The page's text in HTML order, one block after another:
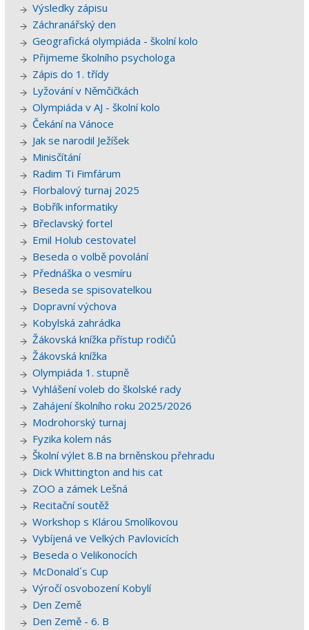
Výsledky zápisu
Záchranářský den
Geografická olympiáda - školní kolo
Přijmeme školního psychologa
Zápis do 1. třídy
Lyžování v Němčičkách
Olympiáda v AJ - školní kolo
Čekání na Vánoce
Jak se narodil Ježíšek
Minisčítání
Radim Ti Fimfárum
Florbalový turnaj 2025
Bobřík informatiky
Břeclavský fortel
Emil Holub cestovatel
Beseda o volbě povolání
Přednáška o vesmíru
Beseda se spisovatelkou
Dopravní výchova
Kobylská zahrádka
Žákovská knížka přístup rodičů
Žákovská knížka
Olympiáda 1. stupně
Vyhlášení voleb do školské rady
Zahájení školního roku 2025/2026
Modrohorský turnaj
Fyzika kolem nás
Školní výlet 8.B na brněnskou přehradu
Dick Whittington and his cat
ZOO a zámek Lešná
Recitační soutěž
Workshop s Klárou Smolíkovou
Vybíjená ve Velkých Pavlovicích
Beseda o Velikonocích
McDonald´s Cup
Výročí osvobození Kobylí
Den Země
Den Země - 6. B